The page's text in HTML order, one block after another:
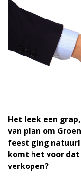
Het leek een
van plan om
feest ging
komt het voor dat
verkopen?